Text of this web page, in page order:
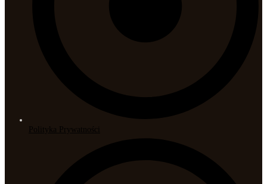
Polityka Prywatności